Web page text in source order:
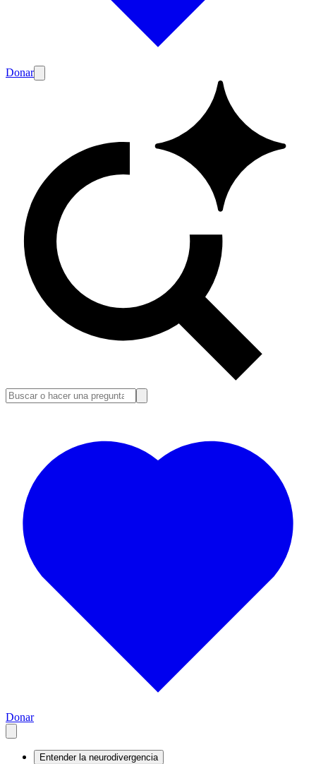
Donar
Donar
Entender la neurodivergencia